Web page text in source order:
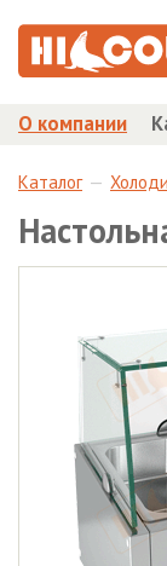
О компании
Каталог